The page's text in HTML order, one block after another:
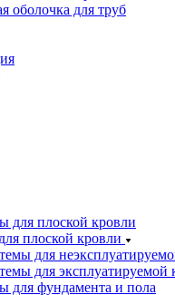
оболочка для труб
плоской кровли
для
для эксплуатируемой